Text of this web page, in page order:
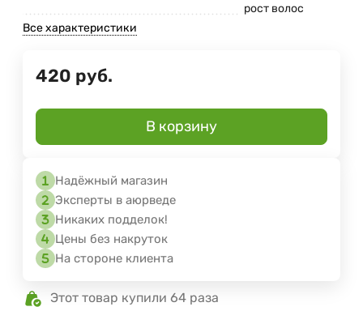
рост волос
Все характеристики
420 руб.
В корзину
Надёжный магазин
Эксперты в аюрведе
Никаких подделок!
Цены без накруток
На стороне клиента
Этот товар купили 64 раза